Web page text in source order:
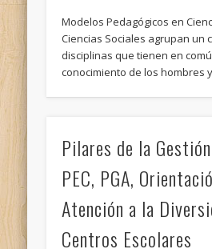
Modelos Pedagógicos en
Ciencias Sociales agrupan un
disciplinas que tienen en
conocimiento de los hombres
Pilares de la
PEC, PGA,
Atención a la
Centros Escolares